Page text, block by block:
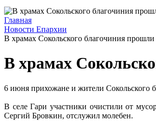
Главная
Новости Епархии
В храмах Сокольского благочиния
В храмах
6 июня прихожане и жители Сокольского
В селе Гари участники очистили от
Сергий Бровкин, отслужил молебен.